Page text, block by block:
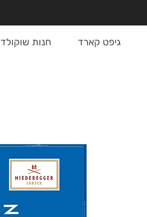
גיפט קארד חנות שוקולד